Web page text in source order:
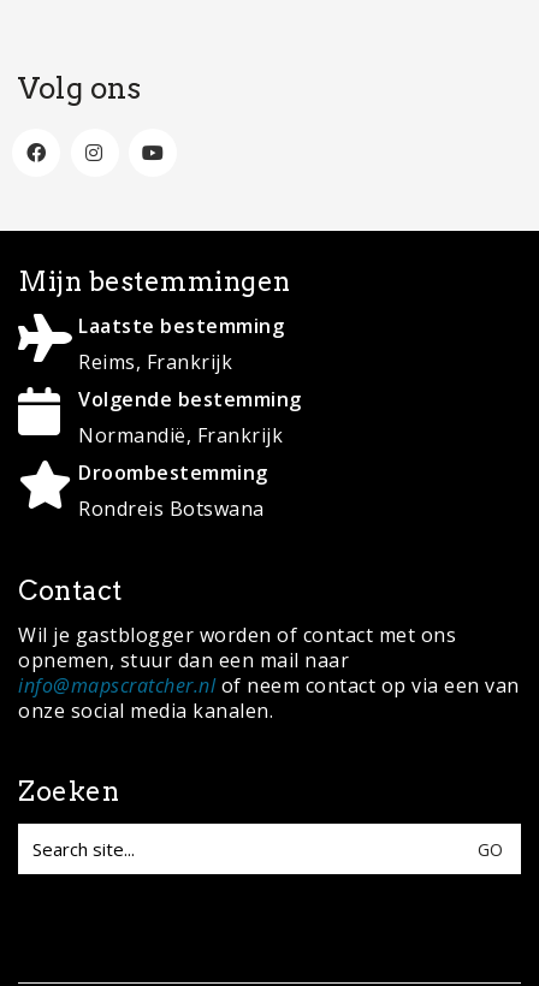
Volg ons
Mijn bestemmingen
Laatste bestemming
Reims, Frankrijk
Volgende bestemming
Normandië, Frankrijk
Droombestemming
Rondreis Botswana
Contact
Wil je gastblogger worden of contact met ons
opnemen, stuur dan een mail naar
info@mapscratcher.nlof neem contact op via een van
onze social media kanalen.
Zoeken
Search
for: